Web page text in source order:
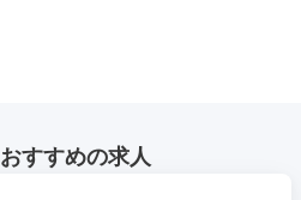
すすめの求人